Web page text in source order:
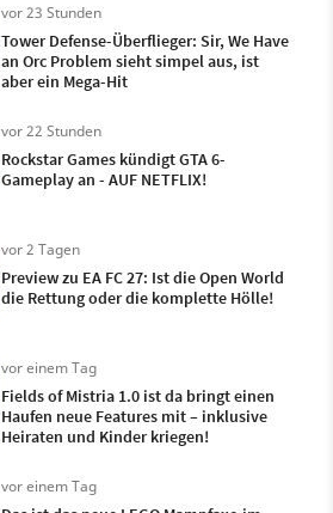
vor 23 Stunden
Tower Defense-Überflieger: Sir, We Have
an Orc Problem sieht simpel aus, ist
aber ein Mega-Hit
vor 22 Stunden
Rockstar Games kündigt GTA 6-
Gameplay an - AUF NETFLIX!
vor 2 Tagen
Preview zu EA FC 27: Ist die Open World
die Rettung oder die komplette Hölle!
vor einem Tag
Fields of Mistria 1.0 ist da bringt einen
Haufen neue Features mit – inklusive
Heiraten und Kinder kriegen!
vor einem Tag